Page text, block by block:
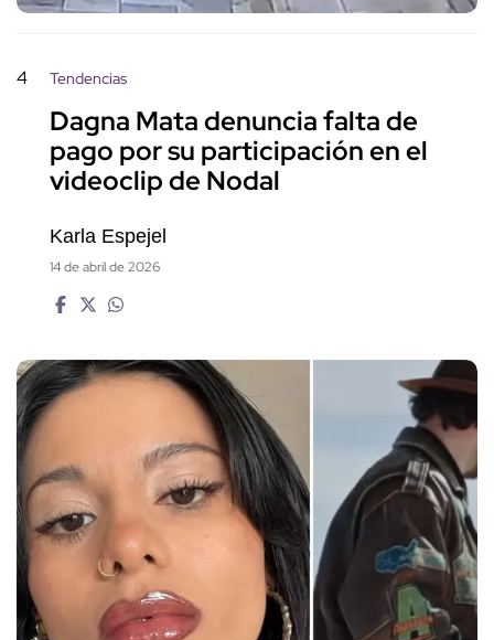
4 Tendencias
Dagna Mata denuncia falta de
pago por su participación en el
videoclip de Nodal
Karla Espejel
14 de abril de 2026